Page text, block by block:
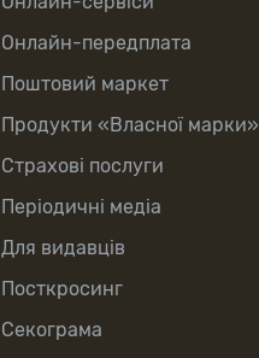
Онлайн-передплата
Поштовий маркет
Продукти «Власної марки»
Страхові послуги
Періодичні медіа
Для видавців
Посткросинг
Секограма